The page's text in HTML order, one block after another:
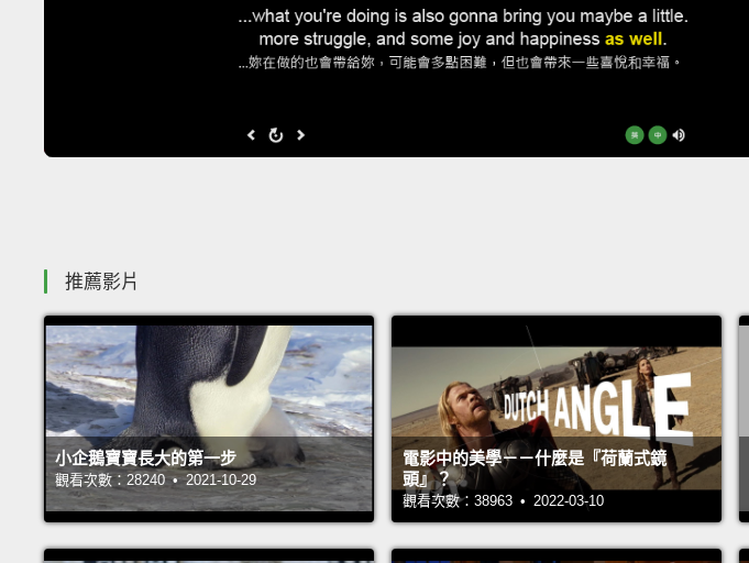
推薦影片
小企鵝寶寶長大的第一步
觀看次數：28240 • 2021-10-29
電影中的美學－－什麼是『荷蘭式鏡
頭』？
觀看次數：38963 • 2022-03-10